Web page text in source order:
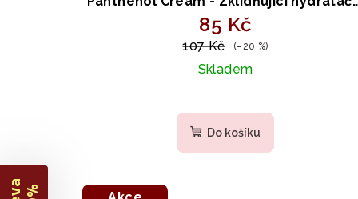
krém s 10% panthenolem a bambusem
15ml
85 Kč
107 Kč (–20 %)
Skladem
Do košíku